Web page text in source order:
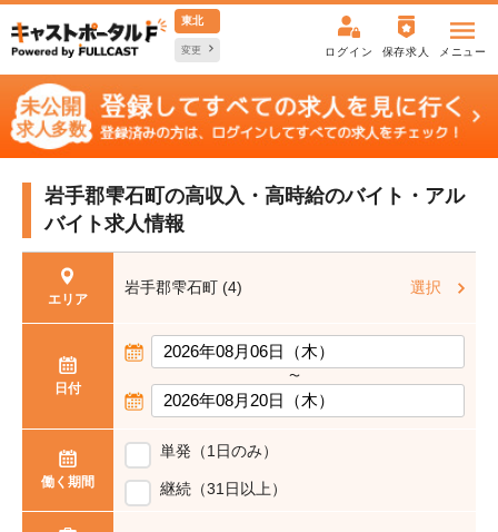
東北
変更 ログイン 保存求人 メニュー
岩手郡雫石町の高収入・高時給のバイト・アル
バイト求人情報
エリア
岩手郡雫石町 (4) 選択
日付
〜
働く期間
単発（1日のみ）
継続（31日以上）